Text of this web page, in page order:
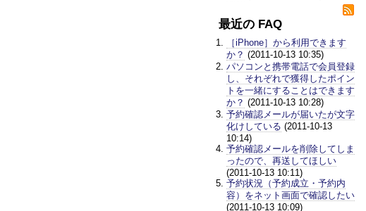
最近の FAQ
［iPhone］から利用できます
か？ (2011-10-13 10:35)
パソコンと携帯電話で会員登録
し、それぞれで獲得したポイン
トを一緒にすることはできます
か？ (2011-10-13 10:28)
予約確認メールが届いたが文字
化けしている (2011-10-13
10:14)
予約確認メールを削除してしま
ったので、再送してほしい
(2011-10-13 10:11)
予約状況（予約成立・予約内
容）をネット画面で確認したい
(2011-10-13 10:09)